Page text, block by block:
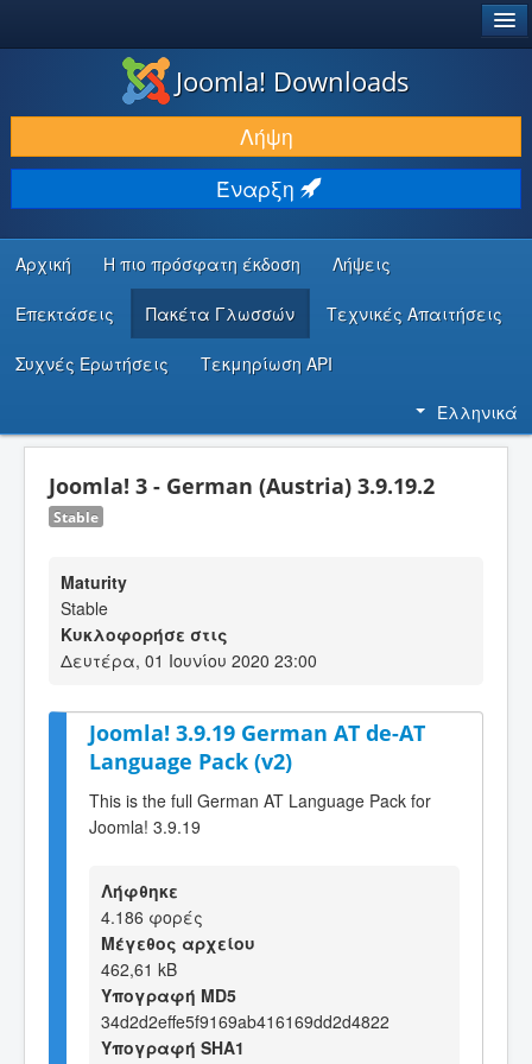
ΛΉΨΕΙΣ & ΕΠΕΚΤΆΣΕΙΣ
ΕΎΡΕΣΗ & ΜΆΘΗΣΗ
ΚΟΙΝΌΤΗΤΑ & ΥΠΟΣΤΉΡΙΞΗ
ΠΌΡΟΙ ΠΡΟΓΡΑΜΜΑΤΙΣΤΏΝ
Joomla! Downloads
Λήψη
Έναρξη
Αρχική Η πιο πρόσφατη έκδοση Λήψεις
Επεκτάσεις Πακέτα Γλωσσών Τεχνικές Απαιτήσεις
Συχνές Ερωτήσεις Τεκμηρίωση API
Ελληνικά
Joomla! 3 - German (Austria) 3.9.19.2
Stable
Maturity
Stable
Κυκλοφορήσε στις
Δευτέρα, 01 Ιουνίου 2020 23:00
Joomla! 3.9.19 German AT de-AT
Language Pack (v2)
This is the full German AT Language Pack for
Joomla! 3.9.19
Λήφθηκε
4.186 φορές
Μέγεθος αρχείου
462,61 kB
Υπογραφή MD5
34d2d2effe5f9169ab416169dd2d4822
Υπογραφή SHA1